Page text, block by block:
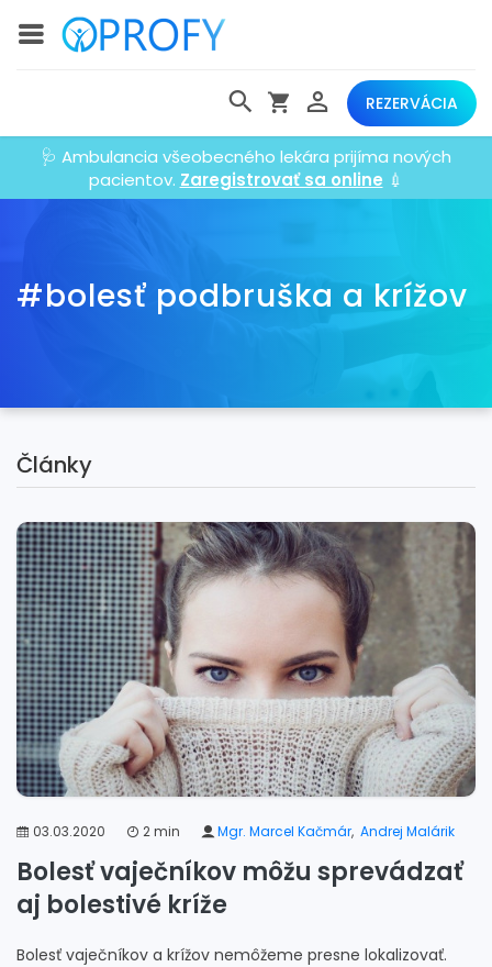
REZERVÁCIA
🩺 Ambulancia všeobecného lekára prijíma nových
pacientov. Zaregistrovať sa online 💉
#bolesť podbruška a krížov
Články
03.03.2020 2 min Mgr. Marcel Kačmár, Andrej Malárik
Bolesť vaječníkov môžu sprevádzať
aj bolestivé kríže
Bolesť vaječníkov a krížov nemôžeme presne lokalizovať.